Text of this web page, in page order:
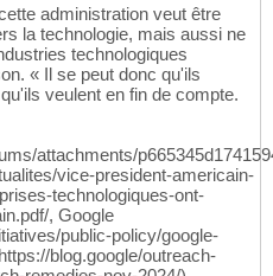
administration veut être
la technologie, mais aussi ne
technologiques
« Il se peut donc qu'ils
veulent en fin de compte.
attachments/
vice-president-americain-
technologiques-ont-
, Google
public-policy/google-
blog.google/outreach-